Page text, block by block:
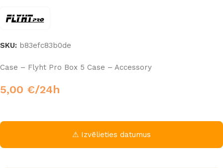
SKU: b83efc83b0de
Case – Flyht Pro Box 5 Case – Accessory
5,00 €/24h
⚠ Izvēlieties datumus